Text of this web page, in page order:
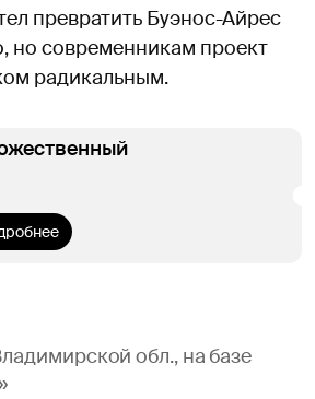
превратить Буэнос-Айрес
но современникам проект
радикальным.
обл., на базе